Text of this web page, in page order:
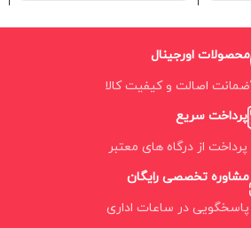
محصولات اورجینال
ضمانت اصالت و کیفیت کالا
پرداخت سریع
پرداخت از درگاه های معتبر
مشاوره تخصصی رایگان
پاسخگویی در ساعات اداری